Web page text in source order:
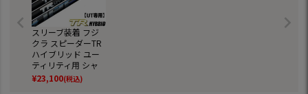
スリーブ装着 フジ
クラ スピーダーTR
ハイブリッド ユー
ティリティ用 シャ
フト FUJIKURA SPE
EDER TR HYBRID
¥23,100(税込)